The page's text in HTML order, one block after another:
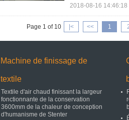
2018-08-16 14:46:18
Page 1 of 10 |< << 1
Machine de finissage de
textile
Textile d'air chaud finissant la largeur
fonctionnante de la conservation
3600mm de la chaleur de conception
d'humanisme de Stenter